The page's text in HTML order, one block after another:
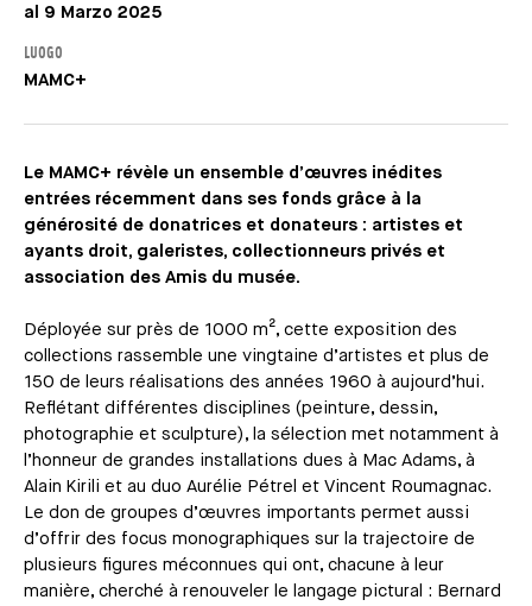
al 9 Marzo 2025
LUOGO
MAMC+
Le MAMC+ révèle un ensemble d’œuvres inédites
entrées récemment dans ses fonds grâce à la
générosité de donatrices et donateurs : artistes et
ayants droit, galeristes, collectionneurs privés et
association des Amis du musée.
Déployée sur près de 1000 m², cette exposition des
collections rassemble une vingtaine d’artistes et plus de
150 de leurs réalisations des années 1960 à aujourd’hui.
Reflétant différentes disciplines (peinture, dessin,
photographie et sculpture), la sélection met notamment à
l’honneur de grandes installations dues à Mac Adams, à
Alain Kirili et au duo Aurélie Pétrel et Vincent Roumagnac.
Le don de groupes d’œuvres importants permet aussi
d’offrir des focus monographiques sur la trajectoire de
plusieurs figures méconnues qui ont, chacune à leur
manière, cherché à renouveler le langage pictural : Bernard